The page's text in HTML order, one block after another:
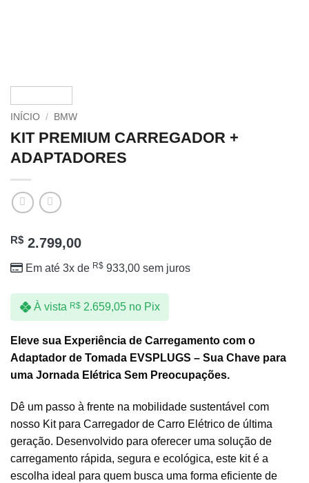
INÍCIO / BMW
KIT PREMIUM CARREGADOR +
ADAPTADORES
R$ 2.799,00
Em até 3x de R$ 933,00 sem juros
À vista R$2.659,05 no Pix
Eleve sua Experiência de Carregamento com o
Adaptador de Tomada EVSPLUGS – Sua Chave para
uma Jornada Elétrica Sem Preocupações.
Dê um passo à frente na mobilidade sustentável com
nosso Kit para Carregador de Carro Elétrico de última
geração. Desenvolvido para oferecer uma solução de
carregamento rápida, segura e ecológica, este kit é a
escolha ideal para quem busca uma forma eficiente de